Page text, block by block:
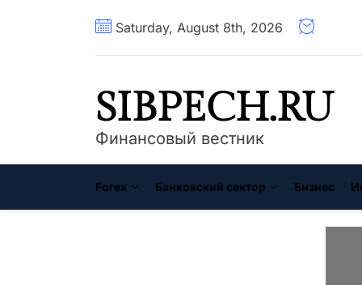
Saturday, August 8th, 2026
SIBPECH.RU
Финансовый вестник
Forex Банковский сектор Бизнес